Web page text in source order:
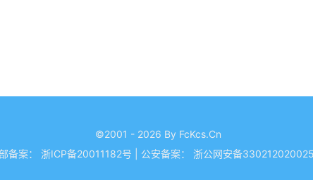
©2001 - 2026 By FcKcs.Cn
备案： 浙ICP备20011182号 公安备案： 浙公网安备